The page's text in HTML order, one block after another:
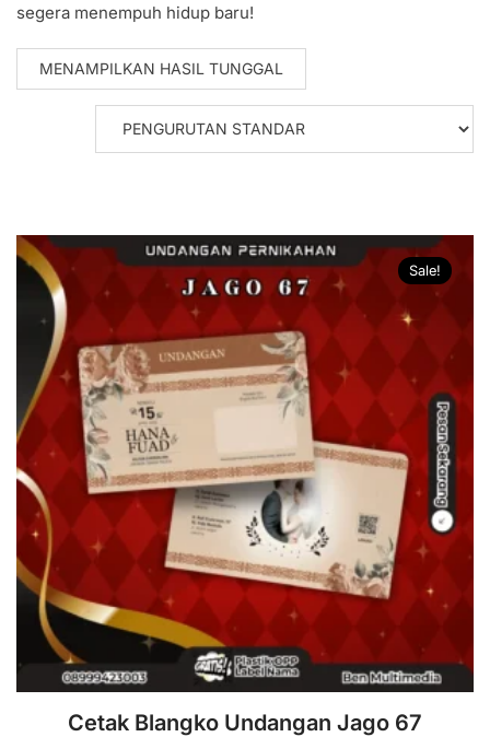
segera menempuh hidup baru!
MENAMPILKAN HASIL TUNGGAL
Sale!
Cetak Blangko Undangan Jago 67